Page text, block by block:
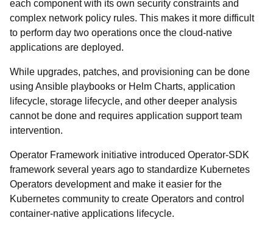
each component with its own security constraints and
complex network policy rules. This makes it more difficult
to perform day two operations once the cloud-native
applications are deployed.
While upgrades, patches, and provisioning can be done
using Ansible playbooks or Helm Charts, application
lifecycle, storage lifecycle, and other deeper analysis
cannot be done and requires application support team
intervention.
Operator Framework initiative introduced Operator-SDK
framework several years ago to standardize Kubernetes
Operators development and make it easier for the
Kubernetes community to create Operators and control
container-native applications lifecycle.